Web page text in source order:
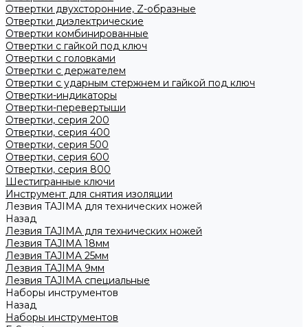
Отвертки двухсторонние, Z-образные
Отвертки диэлектрические
Отвертки комбинированные
Отвертки с гайкой под ключ
Отвертки с головками
Отвертки с держателем
Отвертки с ударным стержнем и гайкой под ключ
Отвертки-индикаторы
Отвертки-перевертыши
Отвертки, серия 200
Отвертки, серия 400
Отвертки, серия 500
Отвертки, серия 600
Отвертки, серия 800
Шестигранные ключи
Инструмент для снятия изоляции
Лезвия TAJIMA для технических ножей
Назад
Лезвия TAJIMA для технических ножей
Лезвия TAJIMA 18мм
Лезвия TAJIMA 25мм
Лезвия TAJIMA 9мм
Лезвия TAJIMA специальные
Наборы инструментов
Назад
Наборы инструментов